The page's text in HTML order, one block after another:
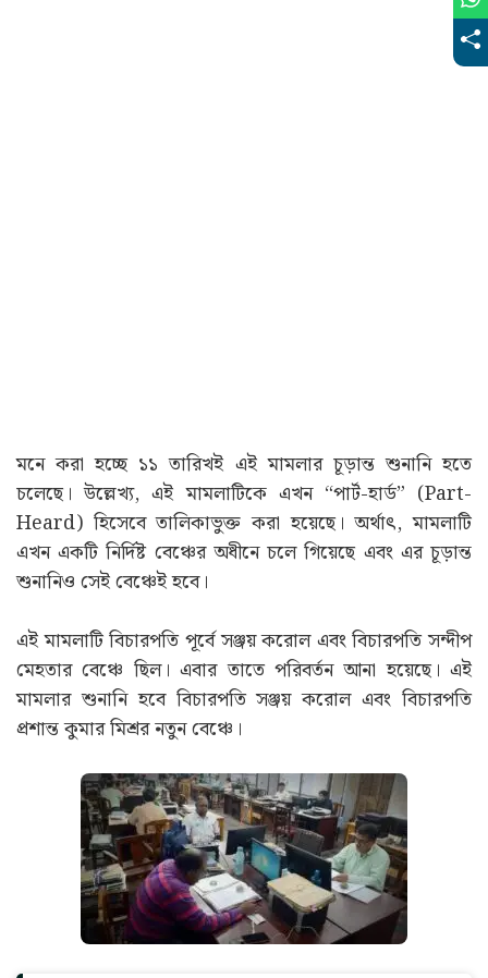
মনে করা হচ্ছে ১১ তারিখই এই মামলার চূড়ান্ত শুনানি হতে
চলেছে। উল্লেখ্য, এই মামলাটিকে এখন “পার্ট-হার্ড” (Part-
Heard) হিসেবে তালিকাভুক্ত করা হয়েছে। অর্থাৎ, মামলাটি
এখন একটি নির্দিষ্ট বেঞ্চের অধীনে চলে গিয়েছে এবং এর চূড়ান্ত
শুনানিও সেই বেঞ্চেই হবে।
এই মামলাটি বিচারপতি পূর্বে সঞ্জয় করোল এবং বিচারপতি সন্দীপ
মেহতার বেঞ্চে ছিল। এবার তাতে পরিবর্তন আনা হয়েছে। এই
মামলার শুনানি হবে বিচারপতি সঞ্জয় করোল এবং বিচারপতি
প্রশান্ত কুমার মিশ্রর নতুন বেঞ্চে।